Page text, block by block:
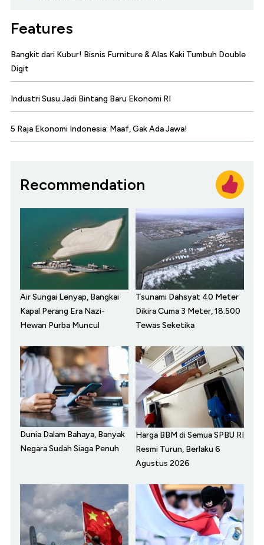
Features
Bangkit dari Kubur! Bisnis Furniture & Alas Kaki Tumbuh Double
Digit
Industri Susu Jadi Bintang Baru Ekonomi RI
5 Raja Ekonomi Indonesia: Maaf, Gak Ada Jawa!
Recommendation
Air Sungai Lenyap, Bangkai
Kapal Perang Era Nazi-
Hewan Purba Muncul
Tsunami Dahsyat 40 Meter
Dikira Cuma 3 Meter, 18.500
Tewas Seketika
Dunia Dalam Bahaya, Banyak
Negara Sudah Siaga Penuh
Harga BBM di Semua SPBU RI
Resmi Turun, Berlaku 6
Agustus 2026